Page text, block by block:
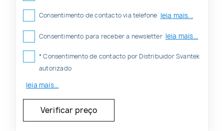
Consentimento de contacto via telefone leia mais...
Consentimento para receber a newsletter leia mais...
* Consentimento de contacto por Distribuidor Svantek
autorizado
leia mais...